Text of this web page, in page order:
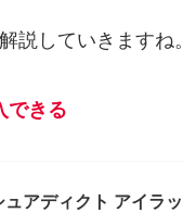
説していきますね。
できる
ュアディクト アイラ